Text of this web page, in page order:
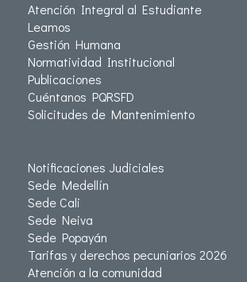
Atención Integral al Estudiante
Leamos
Gestión Humana
Normatividad Institucional
Publicaciones
Cuéntanos PQRSFD
Solicitudes de Mantenimiento
Notificaciones Judiciales
Sede Medellín
Sede Cali
Sede Neiva
Sede Popayán
Tarifas y derechos pecuniarios 2026
Atención a la comunidad